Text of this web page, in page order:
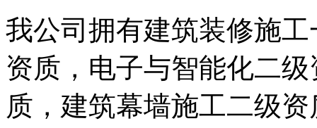
我公司拥有建筑装修施
资质，电子与智能化二
质，建筑幕墙施工二级资